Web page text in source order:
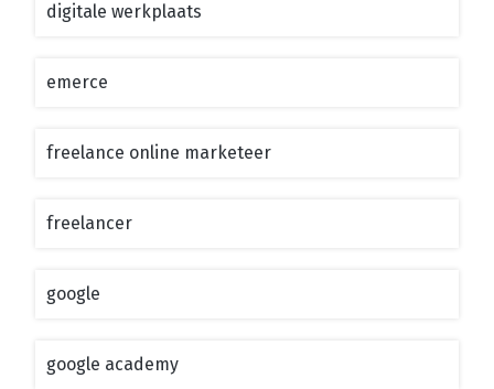
digitale werkplaats
emerce
freelance online marketeer
freelancer
google
google academy